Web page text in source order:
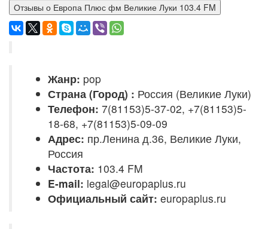
Отзывы о Европа Плюс фм Великие Луки 103.4 FM
Жанр: pop
Страна (Город) : Россия (Великие Луки)
Телефон: 7(81153)5-37-02, +7(81153)5-
18-68, +7(81153)5-09-09
Адрес: пр.Ленина д.36, Великие Луки,
Россия
Частота: 103.4 FM
E-mail: legal@europaplus.ru
Официальный сайт: europaplus.ru